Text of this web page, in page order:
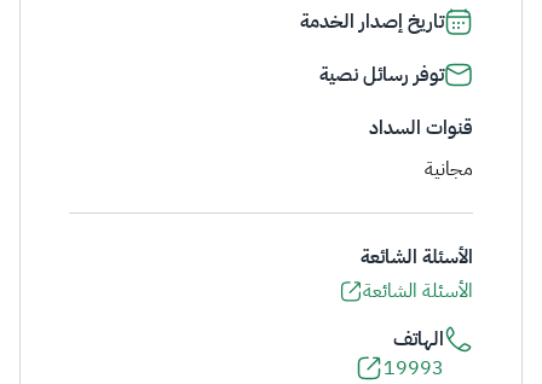
تاريخ إصدار الخدمة
توفر رسائل نصية
قنوات السداد
مجانية
الأسئلة الشائعة
الأسئلة الشائعة
الهاتف
19993